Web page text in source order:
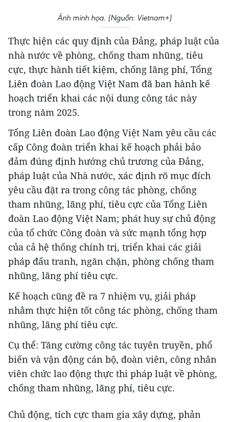
Ảnh minh họa. (Nguồn: Vietnam+)
Thực hiện các quy định của Đảng, pháp luật của
nhà nước về phòng, chống tham nhũng, tiêu
cực, thực hành tiết kiệm, chống lãng phí, Tổng
Liên đoàn Lao động Việt Nam đã ban hành kế
hoạch triển khai các nội dung công tác này
trong năm 2025.
Tổng Liên đoàn Lao động Việt Nam yêu cầu các
cấp Công đoàn triển khai kế hoạch phải bảo
đảm đúng định hướng chủ trương của Đảng,
pháp luật của Nhà nước, xác định rõ mục đích
yêu cầu đặt ra trong công tác phòng, chống
tham nhũng, lãng phí, tiêu cực của Tổng Liên
đoàn Lao động Việt Nam; phát huy sự chủ động
của tổ chức Công đoàn và sức mạnh tổng hợp
của cả hệ thống chính trị, triển khai các giải
pháp đấu tranh, ngăn chặn, phòng chống tham
nhũng, lãng phí tiêu cực.
Kế hoạch cũng đề ra 7 nhiệm vụ, giải pháp
nhằm thực hiện tốt công tác phòng, chống tham
nhũng, lãng phí tiêu cực.
Cụ thể: Tăng cường công tác tuyên truyền, phổ
biến và vận động cán bộ, đoàn viên, công nhân
viên chức lao động thực thi pháp luật về phòng,
chống tham nhũng, lãng phí, tiêu cực.
Chủ động, tích cực tham gia xây dựng, phản